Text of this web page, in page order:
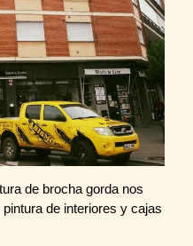
de brocha gorda nos
de interiores y cajas